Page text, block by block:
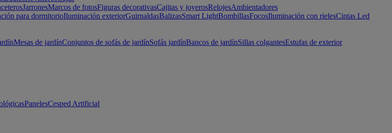
JarronesMarcos de fotosFiguras decorativasCajitas y joyerosRelojesAmbientadores
para dormitorioIluminación exteriorGuirnaldasBalizasSmart LightBombillasFocosIluminación con rielesCintas Led
Mesas de jardínConjuntos de sofás de jardínSofás jardínBancos de jardínSillas colgantesEstufas de exterior
PanelesCesped Artificial